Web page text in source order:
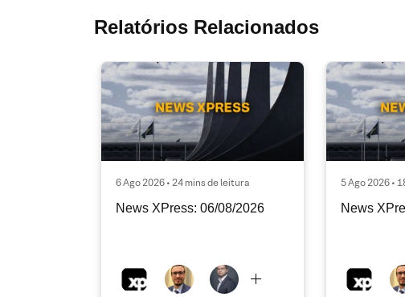
Relatórios Relacionados
6 Ago 2026 • 24 mins de leitura
News XPress: 06/08/2026
5 Ago 2026 •
News